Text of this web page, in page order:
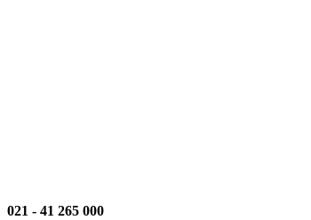
000 265 41
-